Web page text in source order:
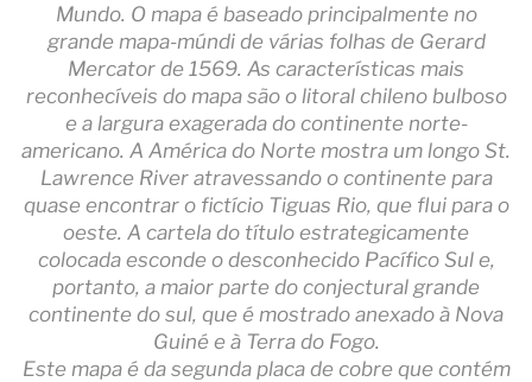
Mundo. O mapa é baseado principalmente no
grande mapa-múndi de várias folhas de Gerard
Mercator de 1569. As características mais
reconhecíveis do mapa são o litoral chileno bulboso
e a largura exagerada do continente norte-
americano. A América do Norte mostra um longo St.
Lawrence River atravessando o continente para
quase encontrar o fictício Tiguas Rio, que flui para o
oeste. A cartela do título estrategicamente
colocada esconde o desconhecido Pacífico Sul e,
portanto, a maior parte do conjectural grande
continente do sul, que é mostrado anexado à Nova
Guiné e à Terra do Fogo.
Este mapa é da segunda placa de cobre que contém